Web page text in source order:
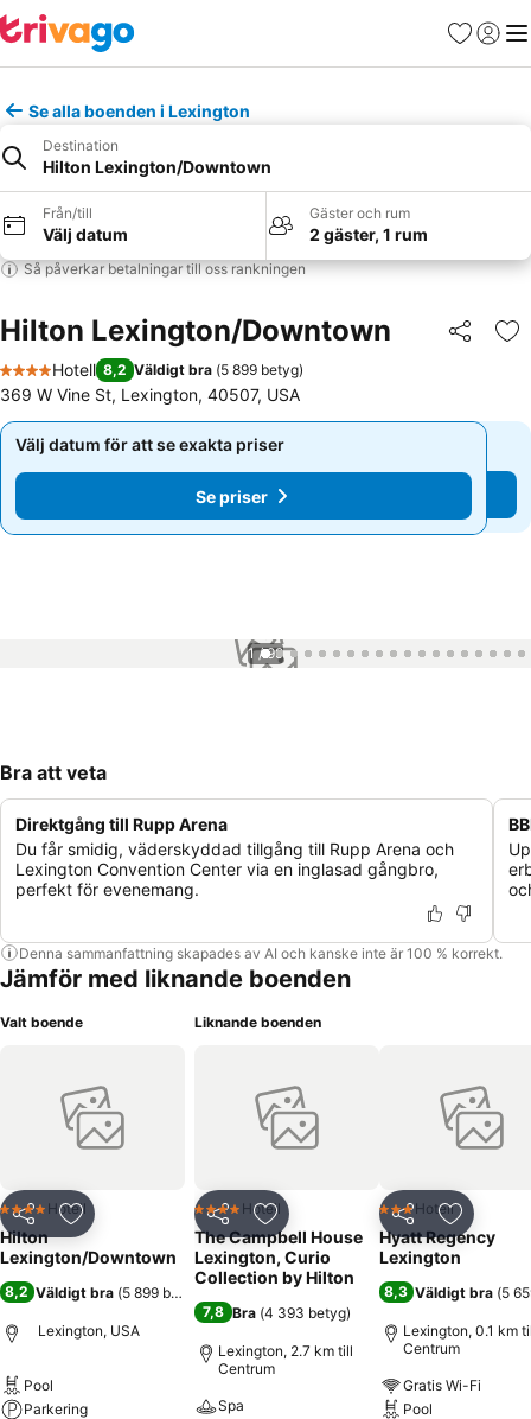
Favoriter
Logga
Se alla boenden i Lexington
Destination
Hilton Lexington/Downtown
Från/till
Välj datum
Gäster och rum
2 gäster, 1 rum
Så påverkar betalningar till oss rankningen
Hilton Lexington/Downtown Dela
4 Stjärnor
Hotell 8,2 Väldigt bra (5 899 betyg)
369 W Vine St, Lexington, 40507, USA
Välj datum för att se exakta priser
Se priser
Välj datum för att se exakta priser
Se priser
1 / 99
Bra att veta
Direktgång till Rupp Arena
Du får smidig, väderskyddad tillgång till Rupp Arena och
Lexington Convention Center via en inglasad gångbro,
perfekt för evenemang.
Denna sammanfattning skapades av AI och kanske inte är 100 % korrekt.
Jämför med liknande boenden
Valt boende
Dela Lägg till i Mina Favoriter
4 StjärnorHotell
Hilton
Lexington/Downtown
8,2 Väldigt bra (5 899 betyg
Lexington, USA
Pool
Parkering
Liknande boenden
Dela Lägg till i Mina Favoriter
4 StjärnorHotell
The Campbell House
Lexington, Curio
Collection by Hilton
7,8 Bra (4 393 betyg)
Lexington, 2.7 km till
Centrum
Spa
Dela Lägg till
3 Stjärnor
Hotell
Hyatt Regency
Lexington
8,3 Väldigt bra (5
Lexington, 0.1 km
Centrum
Gratis Wi-Fi
Pool